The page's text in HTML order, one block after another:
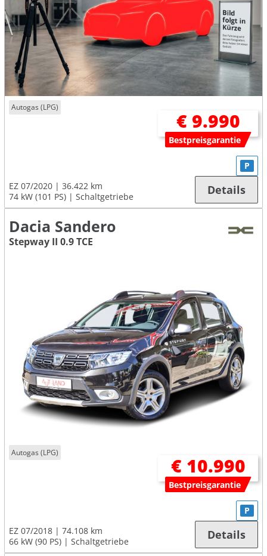
Autogas (LPG)
€ 9.990
Bestpreisgarantie
EZ 07/2020
36.422 km
74 kW (101 PS)
Schaltgetriebe
P
Details
Dacia Sandero
Stepway II 0.9 TCE
Autogas (LPG)
€ 10.990
Bestpreisgarantie
EZ 07/2018
74.108 km
66 kW (90 PS)
Schaltgetriebe
P
Details